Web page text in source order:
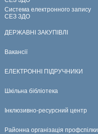
Система електронного запису
СЕЗ ЗДО
ДЕРЖАВНІ ЗАКУПІВЛІ
Вакансії
ЕЛЕКТРОННІ ПІДРУЧНИКИ
Шкільна бібліотека
Інклюзивно-ресурсний центр
Районна організація профспілки